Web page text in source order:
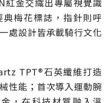
梅花標誌，指針則呼
處設計皆承載騎行文化
TPT®石英纖維打造
性能；首次導入運動腕